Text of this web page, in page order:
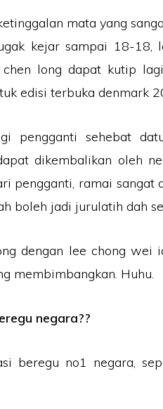
mata yang
kejar sampai 18-18,
long dapat kutip
edisi terbuka denmark
pengganti sehebat
dikembalikan oleh
pengganti, ramai sangat
boleh jadi jurulatih dah
dengan lee chong wei
membimbangkan. Huhu.
negara??
beregu no1 negara,